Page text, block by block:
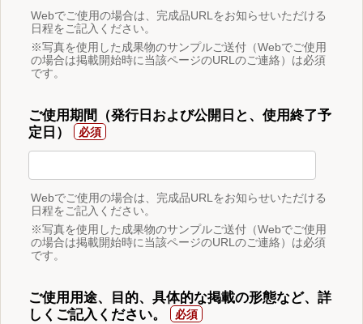
Webでご使用の場合は、完成品URLをお知らせいただける
日程をご記入ください。
※写真を使用した成果物のサンプルご送付（Webでご使用
の場合は掲載開始時に当該ページのURLのご連絡）は必須
です。
ご使用期間（発行日および公開日と、使用終了予
定日）
Webでご使用の場合は、完成品URLをお知らせいただける
日程をご記入ください。
※写真を使用した成果物のサンプルご送付（Webでご使用
の場合は掲載開始時に当該ページのURLのご連絡）は必須
です。
ご使用用途、目的、具体的な掲載の形態など、詳
しくご記入ください。